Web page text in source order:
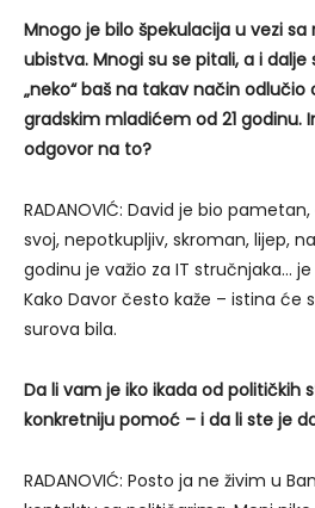
Mnogo je bilo špekulacija u vezi
ubistva. Mnogi su se pitali, a i
„neko“ baš na takav način odlučio
gradskim mladićem od 21 godinu.
odgovor na to?
RADANOVIĆ: David je bio
svoj, nepotkupljiv, skroman, lijep,
godinu je važio za IT stručnjaka…
Kako Davor često kaže – istina će
surova bila.
Da li vam je iko ikada od političkih
konkretniju pomoć – i da li ste je
RADANOVIĆ: Posto ja ne živim u